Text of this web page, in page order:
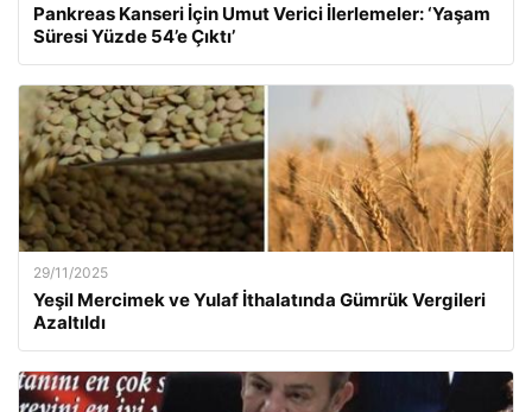
Pankreas Kanseri İçin Umut Verici İlerlemeler: ‘Yaşam
Süresi Yüzde 54’e Çıktı’
29/11/2025
Yeşil Mercimek ve Yulaf İthalatında Gümrük Vergileri
Azaltıldı